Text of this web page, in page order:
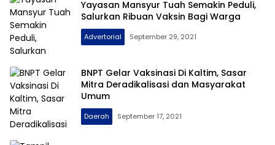
Yayasan Mansyur Tuah Semakin Peduli,
Salurkan Ribuan Vaksin Bagi Warga
Advertorial September 29, 2021
BNPT Gelar Vaksinasi Di Kaltim, Sasar
Mitra Deradikalisasi dan Masyarakat
Umum
Daerah September 17, 2021